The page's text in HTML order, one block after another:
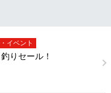
イベント
りセール！